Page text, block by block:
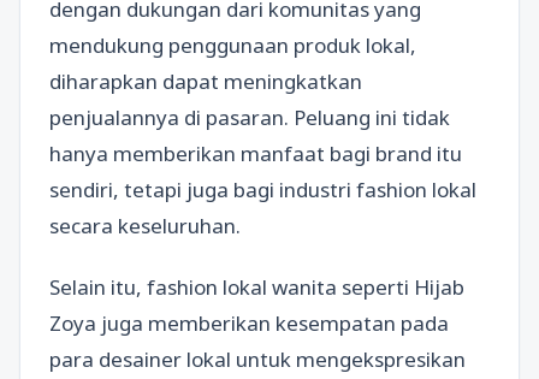
dengan dukungan dari komunitas yang
mendukung penggunaan produk lokal,
diharapkan dapat meningkatkan
penjualannya di pasaran. Peluang ini tidak
hanya memberikan manfaat bagi brand itu
sendiri, tetapi juga bagi industri fashion lokal
secara keseluruhan.
Selain itu, fashion lokal wanita seperti Hijab
Zoya juga memberikan kesempatan pada
para desainer lokal untuk mengekspresikan